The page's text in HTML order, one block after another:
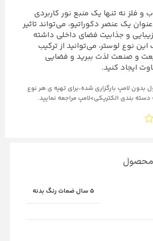
و فلز نه تنها یک منبع نور کاربردی
یک عنصر دکوراتیو، می‌تواند تاثیر
و جذابیت فضای داخلی داشته
این نوع لوستر، می‌توانید از ترکیب
و صنعت لذت ببرید و فضایی
ایجاد کنید.
لامپ بارگزاری شده،برای تهیه ی هر نوع
دسته بندی الکتریکی>لامپ مراجعه نمایید.
محصول
5 سال ضمات رنگ بدنه